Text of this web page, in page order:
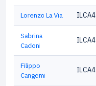
Lorenzo La Via ILCA4
Sabrina
Cadoni
ILCA4
Filippo
Cangemi
ILCA4